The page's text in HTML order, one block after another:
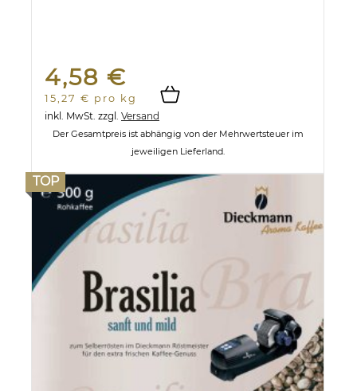
4,58 €
15,27 € pro kg
inkl. MwSt. zzgl. Versand
Der Gesamtpreis ist abhängig von der Mehrwertsteuer im
jeweiligen Lieferland.
TOP